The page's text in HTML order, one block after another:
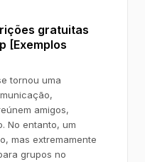
gratuitas
[Exemplos
tornou uma
amigos,
No entanto, um
mas extremamente
grupos no